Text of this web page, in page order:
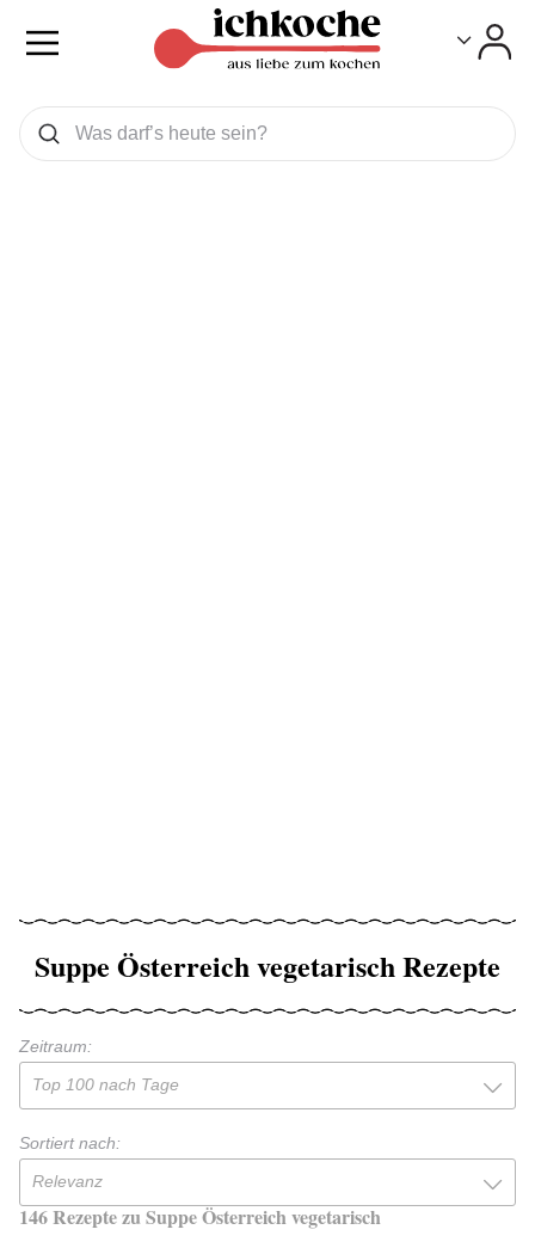
Was wollen Sie suchen
Suchen
Suppe Österreich vegetarisch Rezepte
Zeitraum:
Top 100 nach Tage
Sortiert nach:
Relevanz
146 Rezepte zu Suppe Österreich vegetarisch